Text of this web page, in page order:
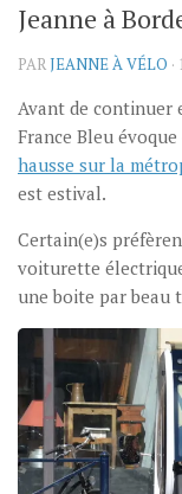
Jeanne à
PARJEANNE À VÉLO ·
Avant de continuer
France Bleu
hausse sur la
est estival.
Certain(e)s
voiturette
une boite par beau